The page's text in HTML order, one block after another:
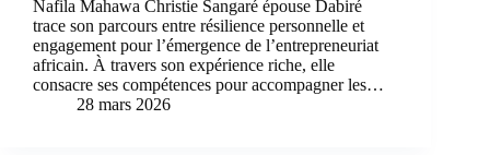
Nafila Mahawa Christie Sangaré épouse Dabiré
trace son parcours entre résilience personnelle et
engagement pour l’émergence de l’entrepreneuriat
africain. À travers son expérience riche, elle
consacre ses compétences pour accompagner les…
28 mars 2026